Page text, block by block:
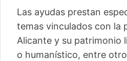
Las ayudas prestan
temas vinculados con la
Alicante y su patrimonio
o humanístico, entre